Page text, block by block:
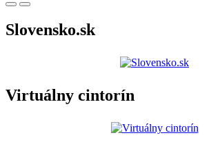
Slovensko.sk
Virtuálny cintorín